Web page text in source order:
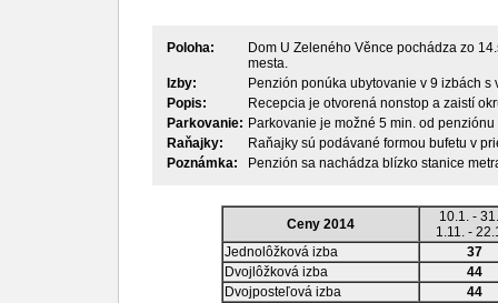
Poloha:
Dom U Zeleného Věnce pochádza zo
mesta.
Izby:
Penzión ponúka ubytovanie v 9 izbách s
Popis:
Recepcia je otvorená nonstop a zaistí
Parkovanie: Parkovanie je možné 5 min. od
Raňajky:
Raňajky sú podávané formou bufetu v
Poznámka:
Penzión sa nachádza blízko stanice
Ceny 2014
10.1. -
1.11. -
Jednolôžková izba
37
Dvojlôžková izba
44
Dvojposteľová izba
44